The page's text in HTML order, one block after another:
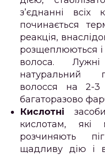
з’єднанні всіх
починається
реакція,
розщеплюються і
волоса.
натуральний
волосся на 2-3
багаторазово
Кислотні
кислотам, які
розчиняють
щадливу дію і